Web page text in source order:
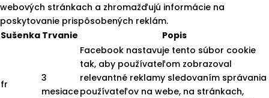
webových stránkach a zhromažďujú informácie na
poskytovanie prispôsobených reklám.
Sušenka Trvanie Popis
fr
3
mesiace
Facebook nastavuje tento súbor cookie
tak, aby používateľom zobrazoval
relevantné reklamy sledovaním správania
používateľov na webe, na stránkach,